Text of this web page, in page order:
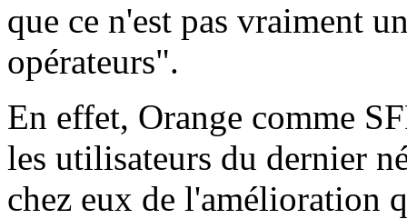
que ce n'est pas vraiment
opérateurs".
En effet, Orange comme
les utilisateurs du dernier
chez eux de l'amélioration